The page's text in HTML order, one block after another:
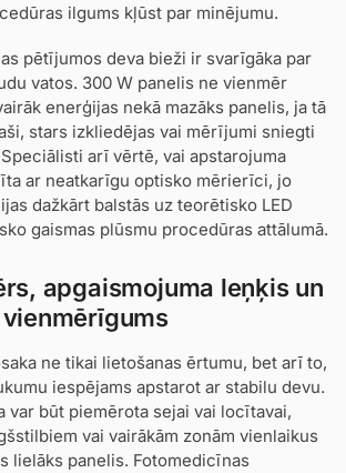
ilgums kļūst par minējumu.
pētījumos deva bieži ir svarīgāka par
vatos. 300 W panelis ne vienmēr
enerģijas nekā mazāks panelis, ja tā
stars izkliedējas vai mērījumi sniegti
arī vērtē, vai apstarojuma
ar neatkarīgu optisko mērierīci, jo
dažkārt balstās uz teorētisko LED
gaismas plūsmu procedūras attālumā.
apgaismojuma leņķis un
ne tikai lietošanas ērtumu, bet arī to,
iespējams apstarot ar stabilu devu.
var būt piemērota sejai vai locītavai,
vai vairākām zonām vienlaikus
lielāks panelis. Fotomedicīnas